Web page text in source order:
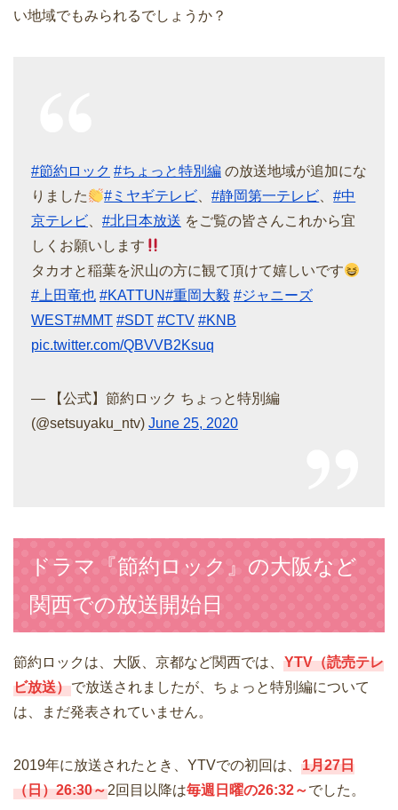
い地域でもみられるでしょうか？
#節約ロック #ちょっと特別編 の放送地域が追加にな
りました
#ミヤギテレビ 、#静岡第一テレビ 、#中
京テレビ
#北日本放送 をご覧の皆さんこれから宜
しくお願いします
タカオと稲葉を沢山の方に観て頂けて嬉しいです
#上田竜也 #KATTUN#重岡大毅 #ジャニーズ
WEST#MMT #SDT #CTV #KNB
pic.twitter.com/QBVVB2Ksuq
— 【公式】節約ロック ちょっと特別編
(@setsuyaku_ntv) June 25, 2020
ドラマ『節約ロック』の大阪など
関西での放送開始日
節約ロックは、大阪、京都など関西では、 YTV（読売テレ
ビ放送）で放送されましたが、ちょっと特別編について
は、まだ発表されていません。
2019年に放送されたとき、YTVでの初回は、 1月27日
（日）26:30～2回目以降は毎週日曜の26:32～でした。